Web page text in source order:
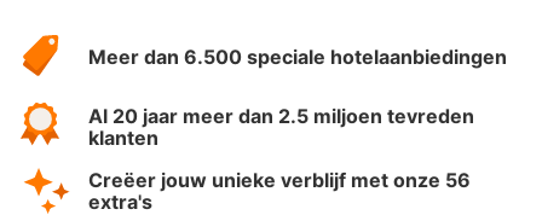
HotelSpecials
Meer dan 6.500 speciale hotelaanbiedingen
Al 20 jaar meer dan 2.5 miljoen tevreden
klanten
Creëer jouw unieke verblijf met onze 56
extra's